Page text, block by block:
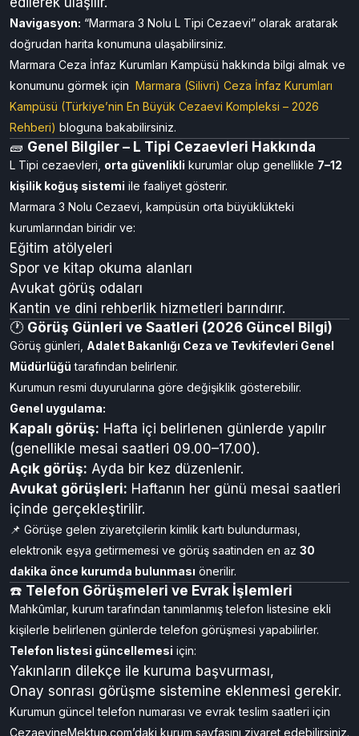
Navigasyon: “Marmara 3 Nolu L Tipi Cezaevi” olarak aratarak
doğrudan harita konumuna ulaşabilirsiniz.
Marmara Ceza İnfaz Kurumları Kampüsü hakkında bilgi almak ve
konumunu görmek için Marmara (Silivri) Ceza İnfaz Kurumları
Kampüsü (Türkiye’nin En Büyük Cezaevi Kompleksi – 2026
Rehberi) bloguna bakabilirsiniz.
🧱 Genel Bilgiler – L Tipi Cezaevleri Hakkında
L Tipi cezaevleri, orta güvenlikli kurumlar olup genellikle 7–12
kişilik koğuş sistemi ile faaliyet gösterir.
Marmara 3 Nolu Cezaevi, kampüsün orta büyüklükteki
kurumlarından biridir ve:
Eğitim atölyeleri
Spor ve kitap okuma alanları
Avukat görüş odaları
Kantin ve dini rehberlik hizmetleri barındırır.
🕐 Görüş Günleri ve Saatleri (2026 Güncel Bilgi)
Görüş günleri, Adalet Bakanlığı Ceza ve Tevkifevleri Genel
Müdürlüğü tarafından belirlenir.
Kurumun resmi duyurularına göre değişiklik gösterebilir.
Genel uygulama:
Kapalı görüş: Hafta içi belirlenen günlerde yapılır
(genellikle mesai saatleri 09.00–17.00).
Açık görüş: Ayda bir kez düzenlenir.
Avukat görüşleri: Haftanın her günü mesai saatleri
içinde gerçekleştirilir.
📌 Görüşe gelen ziyaretçilerin kimlik kartı bulundurması,
elektronik eşya getirmemesi ve görüş saatinden en az 30
dakika önce kurumda bulunması önerilir.
☎️ Telefon Görüşmeleri ve Evrak İşlemleri
Mahkûmlar, kurum tarafından tanımlanmış telefon listesine ekli
kişilerle belirlenen günlerde telefon görüşmesi yapabilirler.
Telefon listesi güncellemesi için:
Yakınların dilekçe ile kuruma başvurması,
Onay sonrası görüşme sistemine eklenmesi gerekir.
Kurumun güncel telefon numarası ve evrak teslim saatleri için
CezaevineMektup.com’daki kurum sayfasını ziyaret edebilirsiniz.